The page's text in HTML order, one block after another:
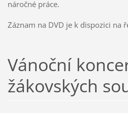
náročné práce.
Záznam na DVD je k dispozici na
Vánoční
žákovských